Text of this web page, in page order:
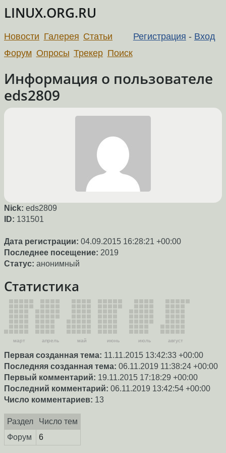
LINUX.ORG.RU
Регистрация - Вход
Новости Галерея Статьи
Форум Опросы Трекер Поиск
Информация о пользователе
eds2809
Nick: eds2809
ID: 131501
Дата регистрации: 04.09.2015 16:28:21 +00:00
Последнее посещение: 2019
Статус: анонимный
Статистика
март апрель май июнь июль август
Первая созданная тема: 11.11.2015 13:42:33 +00:00
Последняя созданная тема: 06.11.2019 11:38:24 +00:00
Первый комментарий: 19.11.2015 17:18:29 +00:00
Последний комментарий: 06.11.2019 13:42:54 +00:00
Число комментариев: 13
Раздел
Число тем
Форум
6